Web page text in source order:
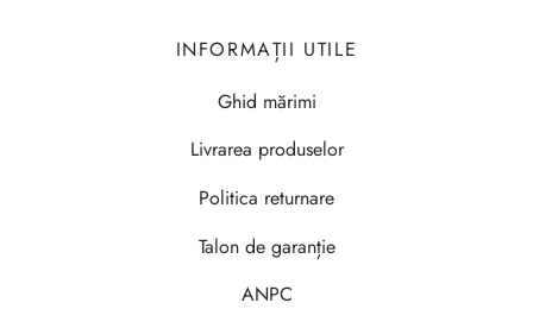
INFORMAȚII UTILE
Ghid mărimi
Livrarea produselor
Politica returnare
Talon de garanție
ANPC